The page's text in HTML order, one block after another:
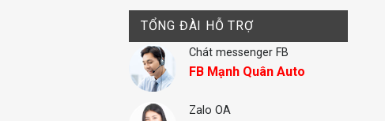
TỔNG ĐÀI HỖ TRỢ
Chát messenger FB
FB Mạnh Quân Auto
Zalo OA